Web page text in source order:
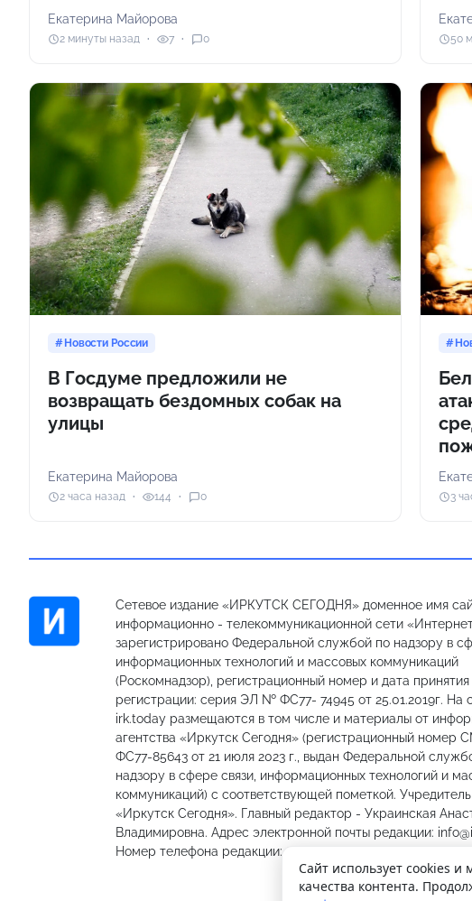
Екатерина Майорова
2 минуты назад 7 0 50
Новости России
В Госдуме предложили не
возвращать бездомных собак на
улицы
Екатерина Майорова
2 часа назад 144 0 3
Сетевое издание «ИРКУТСК СЕГОДНЯ» доменное имя
информационно - телекоммуникационной сети
зарегистрировано Федеральной службой по надзору в
информационных технологий и массовых коммуникаций
(Роскомнадзор), регистрационный номер и дата
регистрации: серия ЭЛ № ФС77- 74945 от 25.01.2019г. На
irk.today размещаются в том числе и материалы от
агентства «Иркутск Сегодня» (регистрационный
ФС77-85643 от 21 июля 2023 г., выдан Федеральной
надзору в сфере связи, информационных технологий и
коммуникаций) с соответствующей пометкой.
«Иркутск Сегодня». Главный редактор - Украинская
Владимировна. Адрес электронной почты редакции:
Номер телефона редакции: 89501301335, 89148774487
Сайт использует cookies
качества контента.